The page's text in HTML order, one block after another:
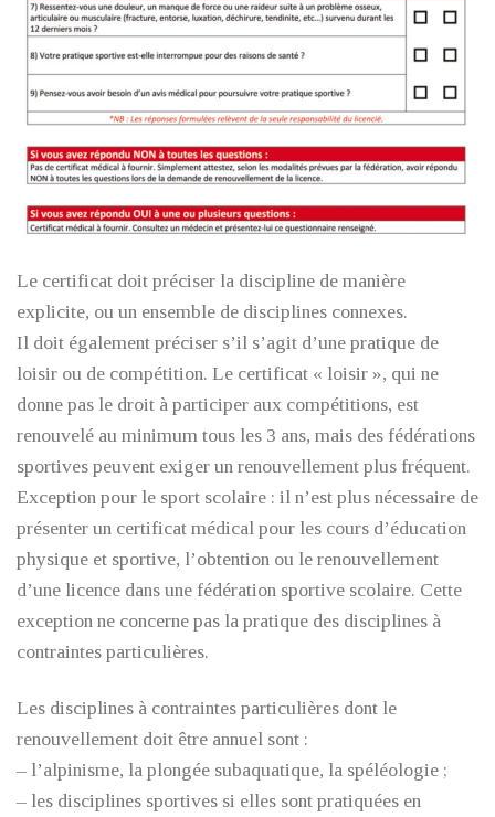
Le certificat doit préciser la discipline de manière
explicite, ou un ensemble de disciplines connexes.
Il doit également préciser s’il s’agit d’une pratique de
loisir ou de compétition. Le certificat « loisir », qui ne
donne pas le droit à participer aux compétitions, est
renouvelé au minimum tous les 3 ans, mais des fédérations
sportives peuvent exiger un renouvellement plus fréquent.
Exception pour le sport scolaire : il n’est plus nécessaire de
présenter un certificat médical pour les cours d’éducation
physique et sportive, l’obtention ou le renouvellement
d’une licence dans une fédération sportive scolaire. Cette
exception ne concerne pas la pratique des disciplines à
contraintes particulières.
Les disciplines à contraintes particulières dont le
renouvellement doit être annuel sont :
– l’alpinisme, la plongée subaquatique, la spéléologie ;
– les disciplines sportives si elles sont pratiquées en